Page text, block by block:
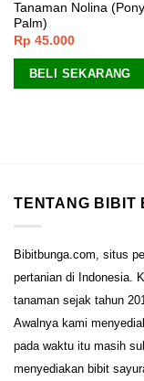
Tanaman Nolina
Palm)
Rp 45.000
BELI SEKARANG
TENTANG BIBIT
Bibitbunga.com, situs
pertanian di Indonesia.
tanaman sejak tahun
Awalnya kami
pada waktu itu masih
menyediakan bibit